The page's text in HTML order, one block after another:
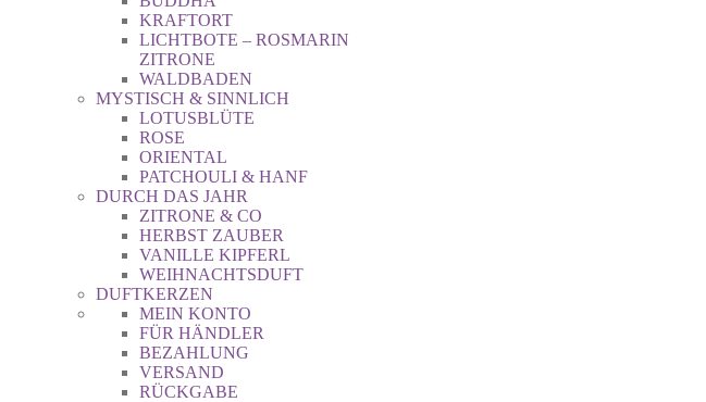
KRAFTORT
LICHTBOTE – ROSMARIN
ZITRONE
WALDBADEN
MYSTISCH & SINNLICH
LOTUSBLÜTE
ROSE
ORIENTAL
PATCHOULI & HANF
DURCH DAS JAHR
ZITRONE & CO
HERBST ZAUBER
VANILLE KIPFERL
WEIHNACHTSDUFT
DUFTKERZEN
MEIN KONTO
FÜR HÄNDLER
BEZAHLUNG
VERSAND
RÜCKGABE